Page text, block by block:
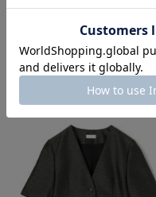
MACPHEE
¥12,32060%OFF
タイムセール再入荷